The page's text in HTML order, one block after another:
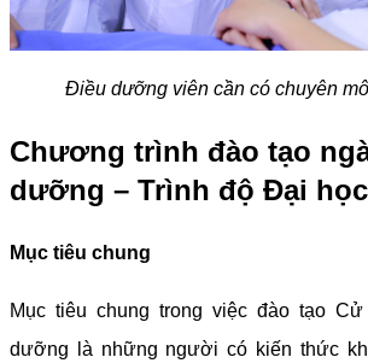
Điều dưỡng viên cần có chuyên
Chương trình đào tạo
dưỡng – Trình độ Đại học
Mục tiêu chung
Mục tiêu chung trong việc đào tạo
dưỡng là những người có kiến thức